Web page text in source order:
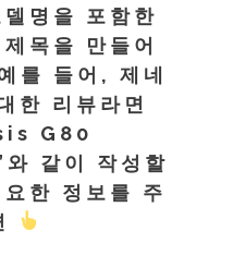
명을 포함한
목을 만들어
를 들어, 제네
한 리뷰라면
G80
같이 작성할
한 정보를 주